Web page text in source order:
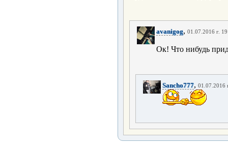
avanigog, 01.07.2016 г.
Ок! Что нибудь
Sancho777, 01.07.2016